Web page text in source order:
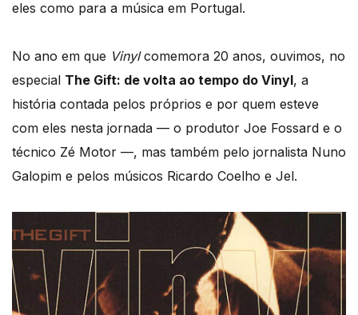
eles como para a música em Portugal.
No ano em que Vinylcomemora 20 anos, ouvimos, no
especial The Gift: de volta ao tempo do Vinyl, a
história contada pelos próprios e por quem esteve
com eles nesta jornada — o produtor Joe Fossard e o
técnico Zé Motor —, mas também pelo jornalista Nuno
Galopim e pelos músicos Ricardo Coelho e Jel.